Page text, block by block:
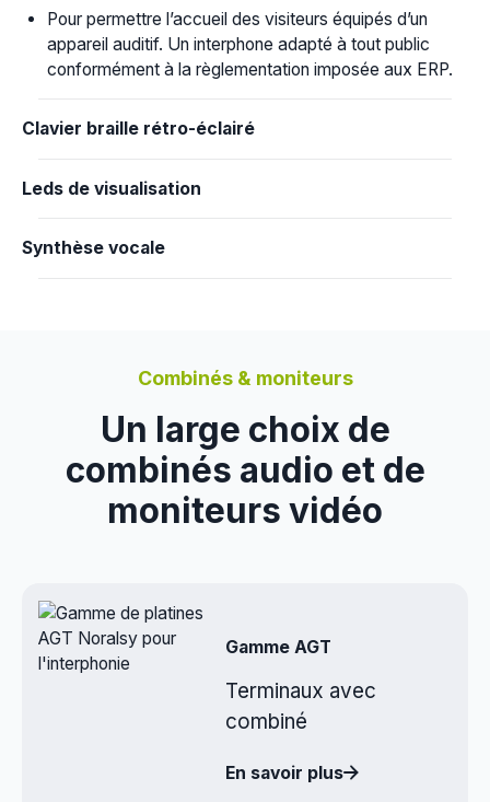
Pour permettre l’accueil des visiteurs équipés d’un
appareil auditif. Un interphone adapté à tout public
conformément à la règlementation imposée aux ERP.
Clavier braille rétro-éclairé
Leds de visualisation
Synthèse vocale
Combinés & moniteurs
Un large choix de
combinés audio et de
moniteurs vidéo
Gamme AGT
Terminaux avec
combiné
En savoir plus